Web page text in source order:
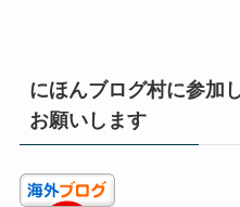
にほんブログ村に参
お願いします